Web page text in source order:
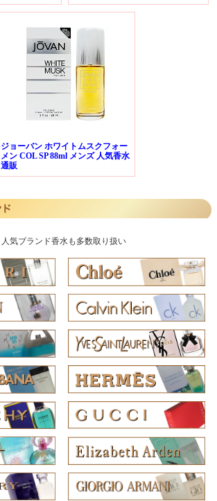
ジョーバン ホワイトムスクフォー
メン COL SP 88ml メンズ 人気香水
通販
人気ブランド香水も多数取り扱い